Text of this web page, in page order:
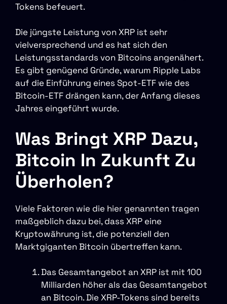
Tokens befeuert.
Die jüngste Leistung von XRP ist sehr
vielversprechend und es hat sich den
Leistungsstandards von Bitcoins angenähert.
Es gibt genügend Gründe, warum Ripple Labs
auf die Einführung eines Spot-ETF wie des
Bitcoin-ETF drängen kann, der Anfang dieses
Jahres eingeführt wurde.
Was Bringt XRP Dazu,
Bitcoin In Zukunft Zu
Überholen?
Viele Faktoren wie die hier genannten tragen
maßgeblich dazu bei, dass XRP eine
Kryptowährung ist, die potenziell den
Marktgiganten Bitcoin übertreffen kann.
Das Gesamtangebot an XRP ist mit 100
Milliarden höher als das Gesamtangebot
an Bitcoin. Die XRP-Tokens sind bereits